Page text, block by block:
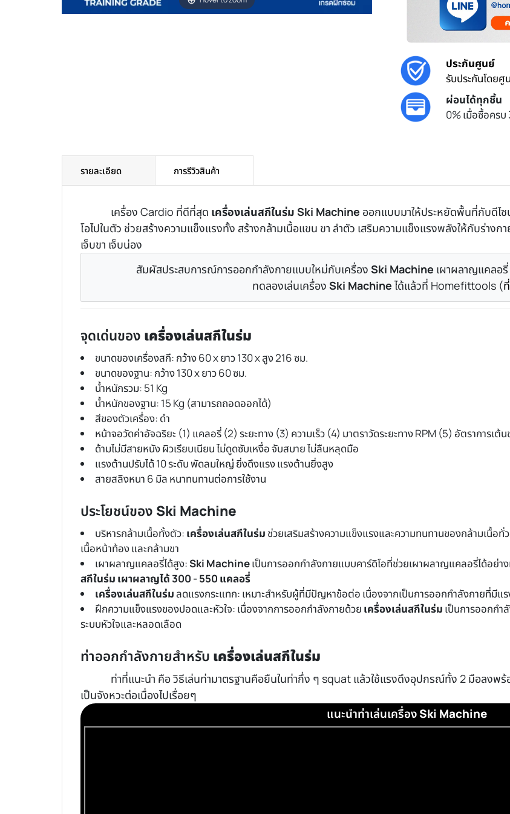
ประกันศูนย์
รับประกันโดยศู
ผ่อนได้ทุกชิ้น
0% เมื่อซื้อครบ
รายละเอียด
เครื่อง Cardio ที่ดีที่สุด เครื่องเล่นสกีในร่ม Ski Machine ออกแบบมาให้ประหยัดพื้นที่กับดีไซ
โอไปในตัว ช่วยสร้างความแข็งแรงทั้ง สร้างกล้ามเนื้อแขน ขา ลำตัว เสริมความแข็งแรงพลังให้กับร่างก
เจ็บขา เจ็บน่อง
สัมผัสประสบการณ์การออกกำลังกายแบบใหม่กับเครื่อง Ski Machine เผาผลาญแคลอรี่
ทดลองเล่นเครื่อง Ski Machine ได้แล้วที่ Homefittools (
จุดเด่นของ เครื่องเล่นสกีในร่ม
ขนาดของเครื่องสกี: กว้าง 60 x ยาว 130 x สูง 216 ซม.
ขนาดของฐาน: กว้าง 130 x ยาว 60 ซม.
น้ำหนักรวม: 51 Kg
น้ำหนักของฐาน: 15 Kg (สามารถถอดออกได้)
สีของตัวเครื่อง: ดำ
หน้าจอวัดค่าอัจฉริยะ (1) แคลอรี่ (2) ระยะทาง (3) ความเร็ว (4) มาตราวัดระยะทาง RPM (5) อัตราการเต้
ด้ามไม่มีสายหนัง ผิวเรียบเนียน ไม่ดูดซับเหงื่อ จับสบาย ไม่ลืนหลุดมือ
แรงต้านปรับได้ 10 ระดับ พัดลมใหญ่ ยิ่งดึงแรง แรงต้านยิ่งสูง
สายสลิงหนา 6 มิล หนาทนทานต่อการใช้งาน
ประโยชน์ของ Ski Machine
บริหารกล้ามเนื้อทั้งตัว: เครื่องเล่นสกีในร่ม ช่วยเสริมสร้างความแข็งแรงและความทนทานของกล้ามเนื้อ
เนื้อหน้าท้อง และกล้ามขา
เผาผลาญแคลอรี่ได้สูง:Ski Machineเป็นการออกกำลังกายแบบคาร์ดิโอที่ช่วยเผาผลาญแคลอรี่ได้อย่า
สกีในร่ม เผาผลาญได้ 300 - 550 แคลอรี่
เครื่องเล่นสกีในร่มลดแรงกระแทก: เหมาะสำหรับผู้ที่มีปัญหาข้อต่อ เนื่องจากเป็นการออกกำลังกายที่มีแ
ฝึกความแข็งแรงของปอดและหัวใจ: เนื่องจากการออกกำลังกายด้วย เครื่องเล่นสกีในร่ม เป็นการออกกำ
ระบบหัวใจและหลอดเลือด
ท่าออกกำลังกายสำหรับ เครื่องเล่นสกีในร่ม
ท่าที่แนะนำ คือ วิธีเล่นท่ามาตรฐานคือยืนในท่ากึ่ง ๆ squat แล้วใช้แรงดึงอุปกรณ์ทั้ง 2 มือลงพ
เป็นจังหวะต่อเนื่องไปเรื่อยๆ
แนะนำท่าเล่นเครื่องSki Machine
การรีวิวสินค้า